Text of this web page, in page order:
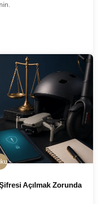
Açılmak Zorunda